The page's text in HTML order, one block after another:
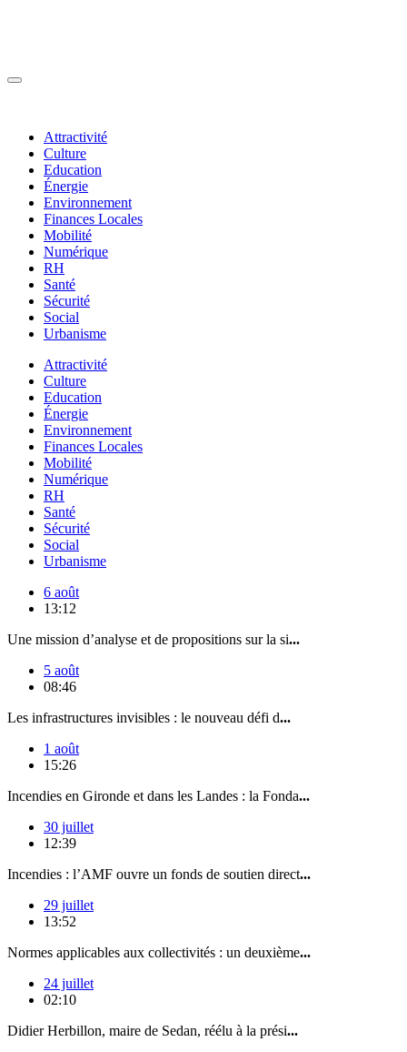
Attractivité
Culture
Education
Énergie
Environnement
Finances Locales
Mobilité
Numérique
RH
Santé
Sécurité
Social
Urbanisme
Attractivité
Culture
Education
Énergie
Environnement
Finances Locales
Mobilité
Numérique
RH
Santé
Sécurité
Social
Urbanisme
6 août
13:12
Une mission d’analyse et de propositions sur la si...
5 août
08:46
Les infrastructures invisibles : le nouveau défi d...
1 août
15:26
Incendies en Gironde et dans les Landes : la Fonda...
30 juillet
12:39
Incendies : l’AMF ouvre un fonds de soutien direct...
29 juillet
13:52
Normes applicables aux collectivités : un deuxième...
24 juillet
02:10
Didier Herbillon, maire de Sedan, réélu à la prési...